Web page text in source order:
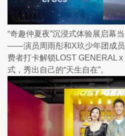
“奇趣仲夏夜”沉浸式体验展启幕
——演员周雨彤和X玖少年团成员
费者打卡解锁LOST GENERAL
式，秀出自己的“天生自在”。